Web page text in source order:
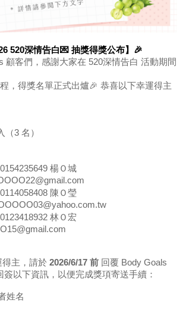
520深情告白💌 抽獎得獎公布】🎉
顧客們，感謝大家在 520深情告白 活動期間
，得獎名單正式出爐🎉 恭喜以下幸運得主
3 名）
楊Ｏ城
陳Ｏ瑩
林Ｏ宏
得主，請於 2026/6/17 前 回覆 Body Goals
簽以下資訊，以便完成獎項寄送手續：
姓名